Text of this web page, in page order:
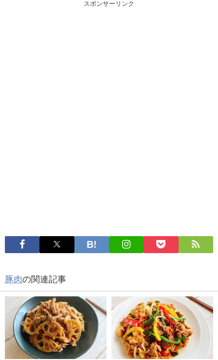
スポンサーリンク
豚肉の関連記事